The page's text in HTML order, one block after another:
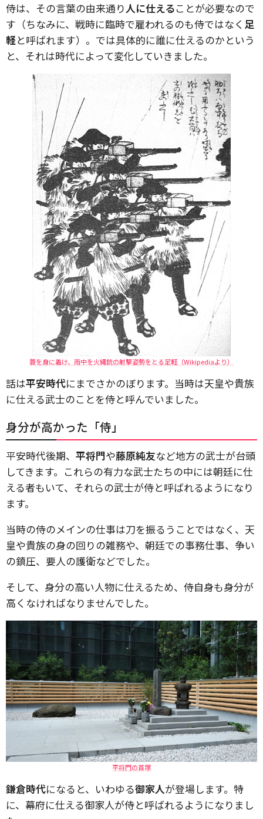
侍は、その言葉の由来通り人に仕えることが必要なので
す（ちなみに、戦時に臨時で雇われるのも侍ではなく 足
軽と呼ばれます）。では具体的に誰に仕えるのかという
と、それは時代によって変化していきました。
蓑を身に着け、雨中を火縄銃の射撃姿勢をとる足軽（Wikipediaより）
話は平安時代にまでさかのぼります。当時は天皇や貴族
に仕える武士のことを侍と呼んでいました。
身分が高かった「侍」
平安時代後期、 平将門や藤原純友など地方の武士が台頭
してきます。これらの有力な武士たちの中には朝廷に仕
える者もいて、それらの武士が侍と呼ばれるようになり
ます。
当時の侍のメインの仕事は刀を振るうことではなく、天
皇や貴族の身の回りの雑務や、朝廷での事務仕事、争い
の鎮圧、要人の護衛などでした。
そして、身分の高い人物に仕えるため、侍自身も身分が
高くなければなりませんでした。
平将門の首塚
鎌倉時代になると、いわゆる御家人が登場します。特
に、幕府に仕える御家人が侍と呼ばれるようになりまし